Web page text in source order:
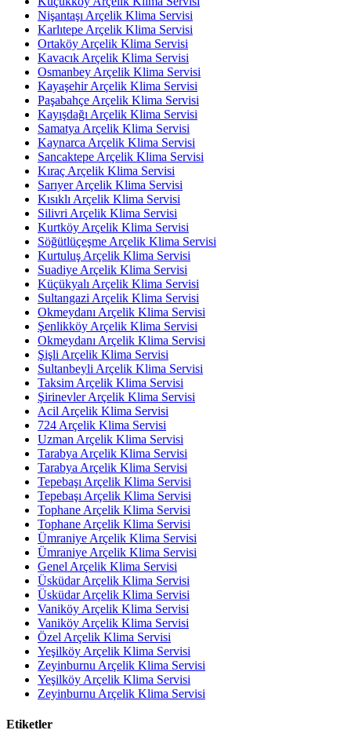
Nişantaşı Arçelik Klima Servisi
Karlıtepe Arçelik Klima Servisi
Ortaköy Arçelik Klima Servisi
Kavacık Arçelik Klima Servisi
Osmanbey Arçelik Klima Servisi
Kayaşehir Arçelik Klima Servisi
Paşabahçe Arçelik Klima Servisi
Kayışdağı Arçelik Klima Servisi
Samatya Arçelik Klima Servisi
Kaynarca Arçelik Klima Servisi
Sancaktepe Arçelik Klima Servisi
Kıraç Arçelik Klima Servisi
Sarıyer Arçelik Klima Servisi
Kısıklı Arçelik Klima Servisi
Silivri Arçelik Klima Servisi
Kurtköy Arçelik Klima Servisi
Söğütlüçeşme Arçelik Klima Servisi
Kurtuluş Arçelik Klima Servisi
Suadiye Arçelik Klima Servisi
Küçükyalı Arçelik Klima Servisi
Sultangazi Arçelik Klima Servisi
Okmeydanı Arçelik Klima Servisi
Şenlikköy Arçelik Klima Servisi
Okmeydanı Arçelik Klima Servisi
Şişli Arçelik Klima Servisi
Sultanbeyli Arçelik Klima Servisi
Taksim Arçelik Klima Servisi
Şirinevler Arçelik Klima Servisi
Acil Arçelik Klima Servisi
724 Arçelik Klima Servisi
Uzman Arçelik Klima Servisi
Tarabya Arçelik Klima Servisi
Tarabya Arçelik Klima Servisi
Tepebaşı Arçelik Klima Servisi
Tepebaşı Arçelik Klima Servisi
Tophane Arçelik Klima Servisi
Tophane Arçelik Klima Servisi
Ümraniye Arçelik Klima Servisi
Ümraniye Arçelik Klima Servisi
Genel Arçelik Klima Servisi
Üsküdar Arçelik Klima Servisi
Üsküdar Arçelik Klima Servisi
Vaniköy Arçelik Klima Servisi
Vaniköy Arçelik Klima Servisi
Özel Arçelik Klima Servisi
Yeşilköy Arçelik Klima Servisi
Zeyinburnu Arçelik Klima Servisi
Yeşilköy Arçelik Klima Servisi
Zeyinburnu Arçelik Klima Servisi
Etiketler